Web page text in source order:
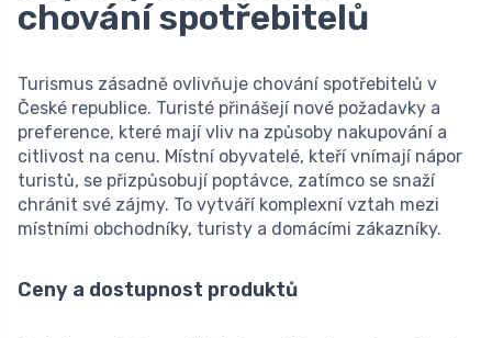
chování spotřebitelů
Turismus zásadně ovlivňuje chování spotřebitelů v
České republice. Turisté přinášejí nové požadavky a
preference, které mají vliv na způsoby nakupování a
citlivost na cenu. Místní obyvatelé, kteří vnímají nápor
turistů, se přizpůsobují poptávce, zatímco se snaží
chránit své zájmy. To vytváří komplexní vztah mezi
místními obchodníky, turisty a domácími zákazníky.
Ceny a dostupnost produktů